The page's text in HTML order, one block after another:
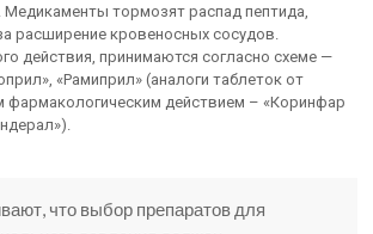
тормозят распад пептида,
расширение кровеносных сосудов.
действия, принимаются согласно схеме —
«Рамиприл» (аналоги таблеток от
фармакологическим действием – «Коринфар
что выбор препаратов для